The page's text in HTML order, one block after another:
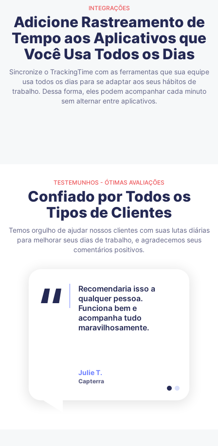
INTEGRAÇÕES
Adicione Rastreamento de
Tempo aos Aplicativos que
Você Usa Todos os Dias
Sincronize o TrackingTime com as ferramentas que sua equipe
usa todos os dias para se adaptar aos seus hábitos de
trabalho. Dessa forma, eles podem acompanhar cada minuto
sem alternar entre aplicativos.
TESTEMUNHOS - ÓTIMAS AVALIAÇÕES
Confiado por Todos os
Tipos de Clientes
Temos orgulho de ajudar nossos clientes com suas lutas diárias
para melhorar seus dias de trabalho, e agradecemos seus
comentários positivos.
Recomendaria isso a
qualquer pessoa.
Funciona bem e
acompanha tudo
maravilhosamente.
Julie T.
Capterra
Uma das grandes forças
do Tracking Time é a
grande variedade de
maneiras pelas quais os
usuários podem registrar
é seu poderoso gerador
de relatórios.
David S.
G2.com